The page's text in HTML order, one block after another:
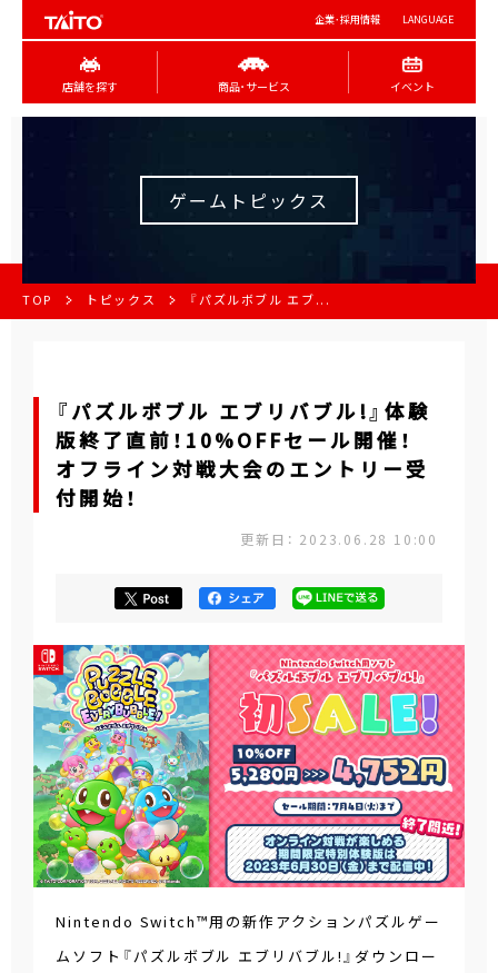
企業･採用情報 LANGUAGE
店舗を探す 商品･サービス イベント
ゲームトピックス
TOP トピックス 『パズルボブル エブ...
『パズルボブル エブリバブル!』体験
版終了直前！10%OFFセール開催！
オフライン対戦大会のエントリー受
付開始！
更新日： 2023.06.28 10:00
Nintendo Switch™用の新作アクションパズルゲー
ムソフト『パズルボブル エブリバブル!』ダウンロー